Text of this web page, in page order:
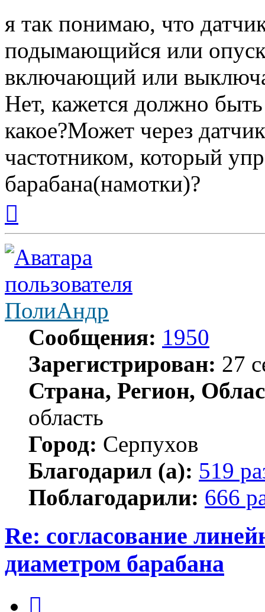
я так понимаю, что
подымающийся или
включающий или
Нет, кажется должно
какое?Может через
частотником, который
барабана(намотки)?
началу
ПолиАндр
Сообщения: 1950
Зарегистрирован: 27
Страна, Регион,
область
Город: Серпухов
Благодарил (а): 519
Поблагодарили: 666
Re: согласование
диаметром барабана